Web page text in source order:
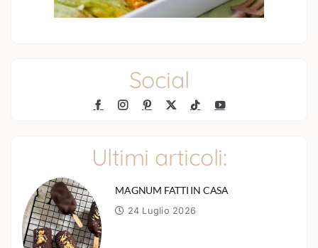
Social
Ultimi articoli:
MAGNUM FATTI IN CASA
24 Luglio 2026